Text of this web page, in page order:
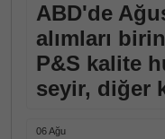
ABD'de
alımları
P&S kalite
seyir, diğer
06 Ağu